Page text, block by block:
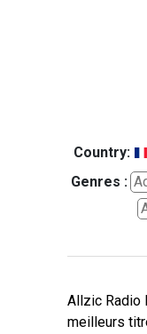
Country:
Genres :
Allzic Radio
meilleurs